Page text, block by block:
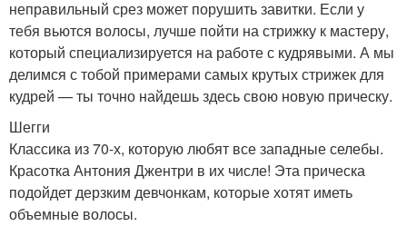
неправильный срез может порушить завитки. Если у
тебя вьются волосы, лучше пойти на стрижку к мастеру,
который специализируется на работе с кудрявыми. А мы
делимся с тобой примерами самых крутых стрижек для
кудрей — ты точно найдешь здесь свою новую прическу.
Шегги
Классика из 70-х, которую любят все западные селебы.
Красотка Антония Джентри в их числе! Эта прическа
подойдет дерзким девчонкам, которые хотят иметь
объемные волосы.